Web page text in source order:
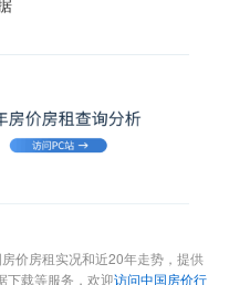
价房租实况和近20年走势，提供
下载等服务，欢迎访问中国房价行